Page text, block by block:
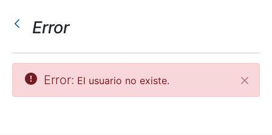
Mostrar/Ocultar
Mostrar/Ocultar
Error
Cerrar
Error: El usuario no existe.